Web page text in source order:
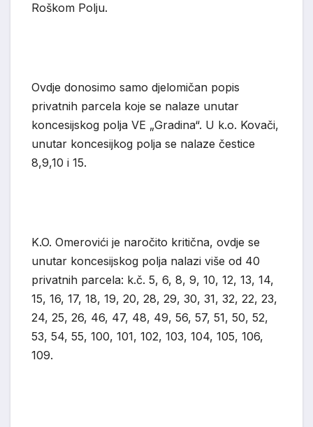
Roškom Polju.
Ovdje donosimo samo djelomičan popis
privatnih parcela koje se nalaze unutar
koncesijskog polja VE „Gradina“. U k.o. Kovači,
unutar koncesijkog polja se nalaze čestice
8,9,10 i 15.
K.O. Omerovići je naročito kritična, ovdje se
unutar koncesijskog polja nalazi više od 40
privatnih parcela: k.č. 5, 6, 8, 9, 10, 12, 13, 14,
15, 16, 17, 18, 19, 20, 28, 29, 30, 31, 32, 22, 23,
24, 25, 26, 46, 47, 48, 49, 56, 57, 51, 50, 52,
53, 54, 55, 100, 101, 102, 103, 104, 105, 106,
109.